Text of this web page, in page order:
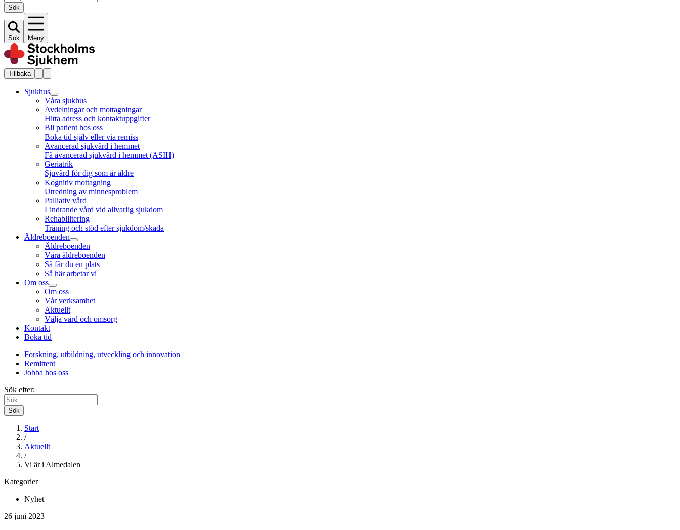
Sök
Sök Meny
Tillbaka
Sjukhus
Våra sjukhus
Avdelningar och mottagningar
Hitta adress och kontaktuppgifter
Bli patient hos oss
Boka tid själv eller via remiss
Avancerad sjukvård i hemmet
Få avancerad sjukvård i hemmet (ASIH)
Geriatrik
Sjuvård för dig som är äldre
Kognitiv mottagning
Utredning av minnesproblem
Palliativ vård
Lindrande vård vid allvarlig sjukdom
Rehabilitering
Träning och stöd efter sjukdom/skada
Äldreboenden
Äldreboenden
Våra äldreboenden
Så får du en plats
Så här arbetar vi
Om oss
Om oss
Vår verksamhet
Aktuellt
Välja vård och omsorg
Kontakt
Boka tid
Forskning, utbildning, utveckling och innovation
Remittent
Jobba hos oss
Sök efter:
Sök
Start
/
Aktuellt
/
Vi är i Almedalen
Kategorier
Nyhet
26 juni 2023